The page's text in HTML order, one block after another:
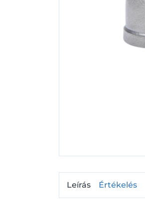
Leírás Értékelés